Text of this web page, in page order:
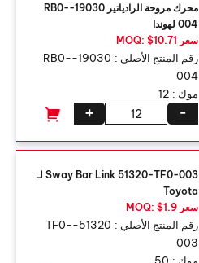
محرك مروحة الرادياتير 19030-RB0-
004 لهوندا
سعر MOQ: $10.71
رقم المنتج الأصلي :
19030-RB0-
004
موك : 12
+ -
Sway Bar Link 51320-TF0-003 لـ
Toyota
سعر MOQ: $1.9
رقم المنتج الأصلي :
51320-TF0-
003